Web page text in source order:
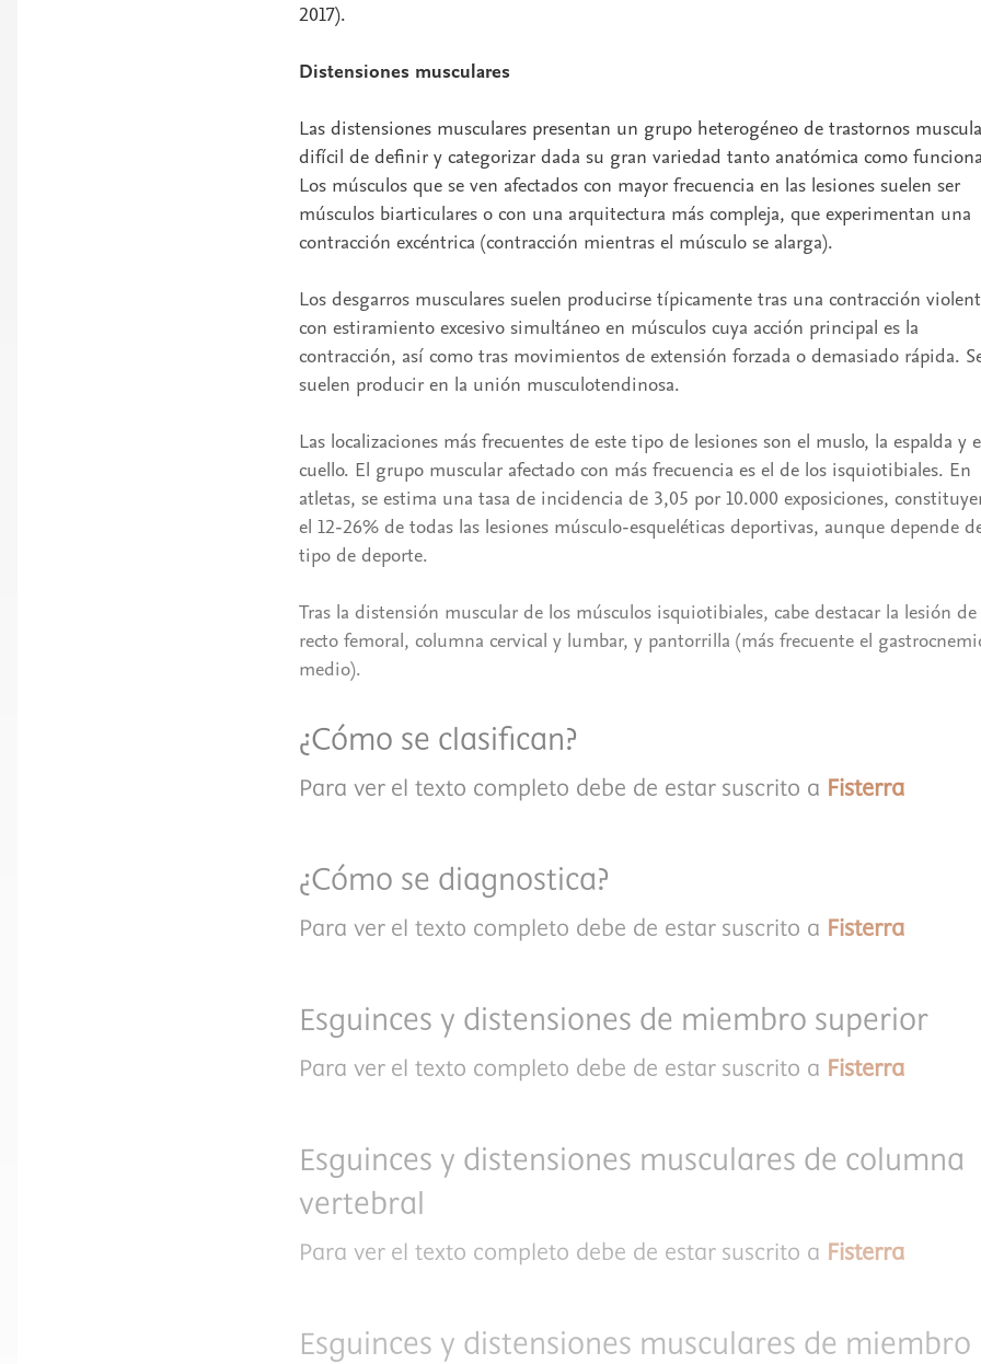
2017).
Distensiones musculares
Las distensiones musculares presentan un grupo heterogéneo de trastornos
difícil de definir y categorizar dada su gran variedad tanto anatómica como
Los músculos que se ven afectados con mayor frecuencia en las lesiones suelen ser
músculos biarticulares o con una arquitectura más compleja, que experimentan una
contracción excéntrica (contracción mientras el músculo se alarga).
Los desgarros musculares suelen producirse típicamente tras una contracción
con estiramiento excesivo simultáneo en músculos cuya acción principal es la
contracción, así como tras movimientos de extensión forzada o demasiado rápida.
suelen producir en la unión musculotendinosa.
Las localizaciones más frecuentes de este tipo de lesiones son el muslo, la espalda y
cuello. El grupo muscular afectado con más frecuencia es el de los isquiotibiales. En
atletas, se estima una tasa de incidencia de 3,05 por 10.000 exposiciones,
el 12-26% de todas las lesiones músculo-esqueléticas deportivas, aunque depende
tipo de deporte.
Tras la distensión muscular de los músculos isquiotibiales, cabe destacar la lesión de
recto femoral, columna cervical y lumbar, y pantorrilla (más frecuente el
medio).
¿Cómo se clasifican?
Para ver el texto completo debe de estar suscrito a Fisterra
¿Cómo se diagnostica?
Para ver el texto completo debe de estar suscrito a Fisterra
Esguinces y distensiones de miembro superior
Para ver el texto completo debe de estar suscrito a Fisterra
Esguinces y distensiones musculares de columna
vertebral
Para ver el texto completo debe de estar suscrito a Fisterra
Esguinces y distensiones musculares de miembro